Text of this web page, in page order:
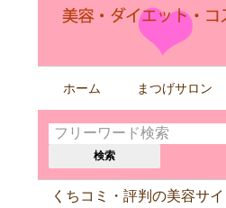
す
る
ホーム まつげサロン
くちコミ・評判の美容サ